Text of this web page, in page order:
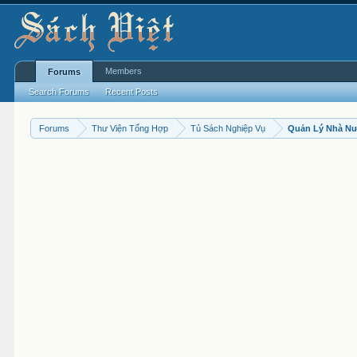
Forums Thư Viện Tổng Hợp Tủ Sách Nghiệp Vụ Quản Lý Nhà
Forums
Search Forums Recent Posts
Members